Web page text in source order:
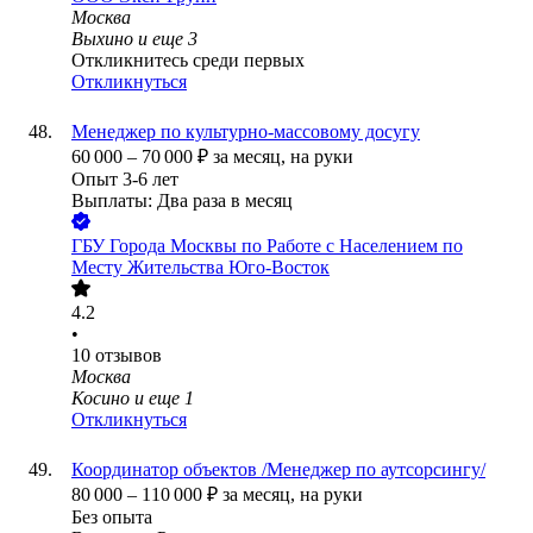
Москва
Выхино и еще 3
Откликнитесь среди первых
Откликнуться
Менеджер по культурно-массовому досугу
60 000 – 70 000 ₽ за месяц, на руки
Опыт 3-6 лет
Выплаты: Два раза в месяц
ГБУ Города Москвы по Работе с Населением по
Месту Жительства Юго-Восток
4.2
•
10 отзывов
Москва
Косино и еще 1
Откликнуться
Координатор объектов /Менеджер по аутсорсингу/
80 000 – 110 000 ₽ за месяц, на руки
Без опыта